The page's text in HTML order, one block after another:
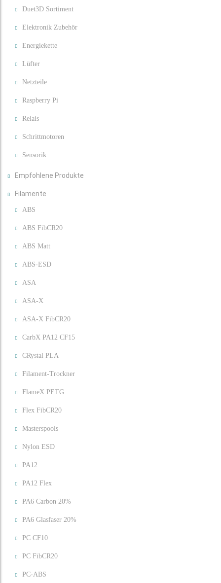
Duet3D Sortiment
Elektronik Zubehör
Energiekette
Lüfter
Netzteile
Raspberry Pi
Relais
Schrittmotoren
Sensorik
Empfohlene Produkte
Filamente
ABS
ABS FibCR20
ABS Matt
ABS-ESD
ASA
ASA-X
ASA-X FibCR20
CarbX PA12 CF15
CRystal PLA
Filament-Trockner
FlameX PETG
Flex FibCR20
Masterspools
Nylon ESD
PA12
PA12 Flex
PA6 Carbon 20%
PA6 Glasfaser 20%
PC CF10
PC FibCR20
PC-ABS